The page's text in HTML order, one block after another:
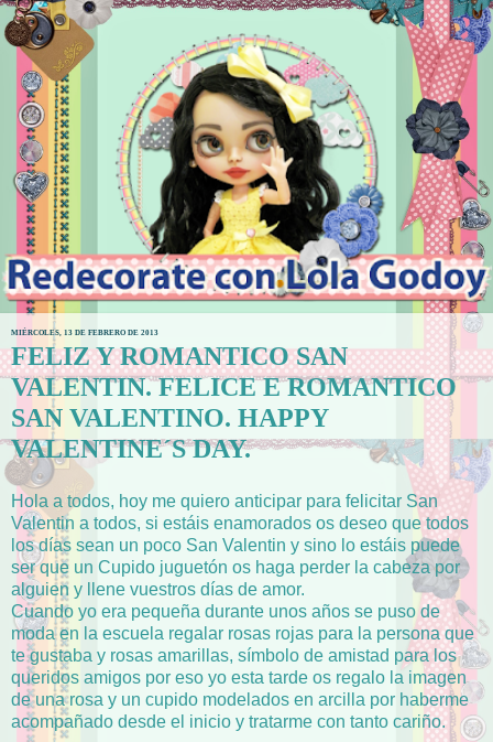
MIÉRCOLES, 13 DE FEBRERO DE 2013
FELIZ Y ROMANTICO SAN
VALENTIN. FELICE E ROMANTICO
SAN VALENTINO. HAPPY
VALENTINE´S DAY.
Hola a todos, hoy me quiero anticipar para felicitar San
Valentin a todos, si estáis enamorados os deseo que todos
los días sean un poco San Valentin y sino lo estáis puede
ser que un Cupido juguetón os haga perder la cabeza por
alguien y llene vuestros días de amor.
Cuando yo era pequeña durante unos años se puso de
moda en la escuela regalar rosas rojas para la persona que
te gustaba y rosas amarillas, símbolo de amistad para los
queridos amigos por eso yo esta tarde os regalo la imagen
de una rosa y un cupido modelados en arcilla por haberme
acompañado desde el inicio y tratarme con tanto cariño.